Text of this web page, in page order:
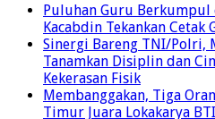
Puluhan Guru Berkumpul
Kacabdin Tekankan Cetak
Sinergi Bareng TNI/Polri,
Tanamkan Disiplin dan
Kekerasan Fisik
Membanggakan, Tiga
Timur Juara Lokakarya